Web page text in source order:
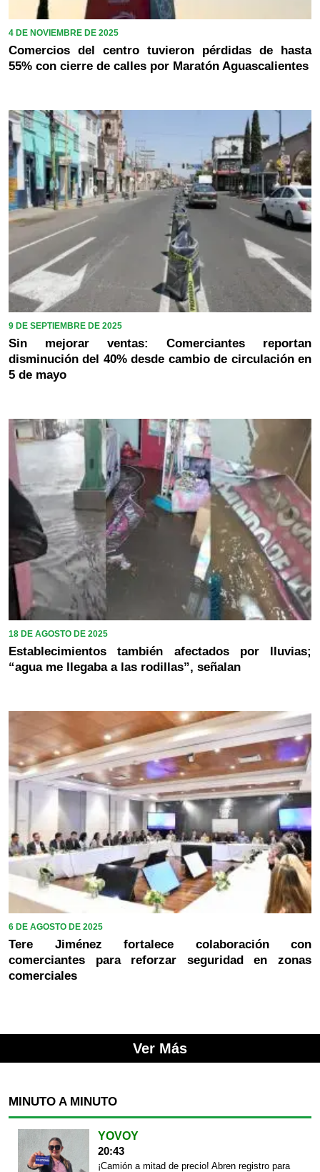
4 DE NOVIEMBRE DE 2025
Comercios del centro tuvieron pérdidas de hasta
55% con cierre de calles por Maratón Aguascalientes
9 DE SEPTIEMBRE DE 2025
Sin mejorar ventas: Comerciantes reportan
disminución del 40% desde cambio de circulación en
5 de mayo
18 DE AGOSTO DE 2025
Establecimientos también afectados por lluvias;
“agua me llegaba a las rodillas”, señalan
6 DE AGOSTO DE 2025
Tere Jiménez fortalece colaboración con
comerciantes para reforzar seguridad en zonas
comerciales
Ver Más
MINUTO A MINUTO
YOVOY
20:43
¡Camión a mitad de precio! Abren registro para